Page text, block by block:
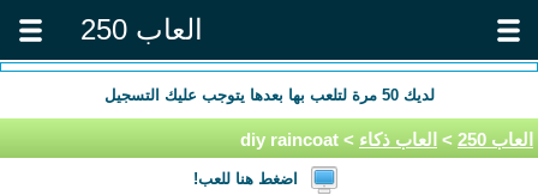
العاب 250
لديك50 مرة لتلعب بها بعدها يتوجب عليك التسجيل
العاب 250 > العاب ذكاء > diy raincoat
اضغط هنا للعب!